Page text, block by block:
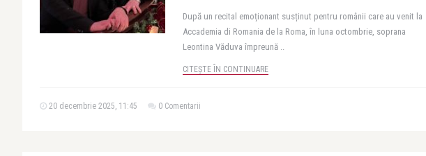
După un recital emoționant susținut pentru românii care au venit la
Accademia di Romania de la Roma, în luna octombrie, soprana
Leontina Văduva împreună ..
CITEȘTE ÎN CONTINUARE
20 decembrie 2025, 11:45 0 Comentarii